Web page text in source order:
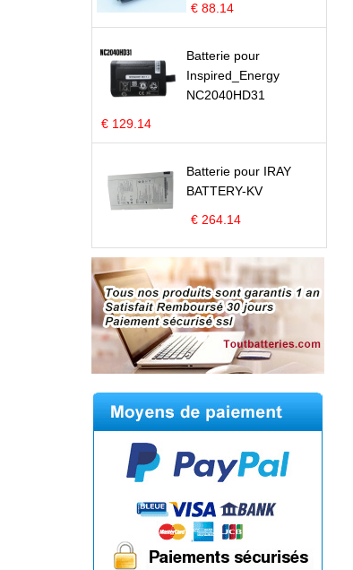
€ 88.14
Batterie pour
Inspired_Energy
NC2040HD31
€ 129.14
Batterie pour IRAY
BATTERY-KV
€ 264.14